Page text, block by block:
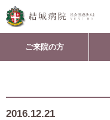
ご来院の方
2016.12.21